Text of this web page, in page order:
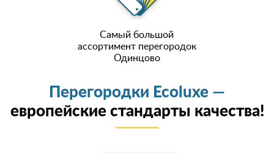
Самый большой
ассортимент перегородок
Одинцово
Перегородки Ecoluxe —
европейские стандарты качества!